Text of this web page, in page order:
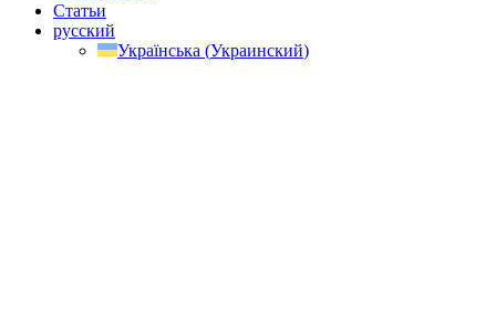
Статьи
русский
Українська (Украинский)